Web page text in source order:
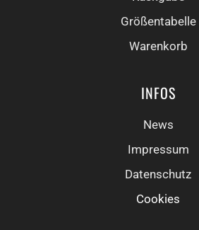
Größentabelle
Warenkorb
INFOS
News
Impressum
Datenschutz
Cookies